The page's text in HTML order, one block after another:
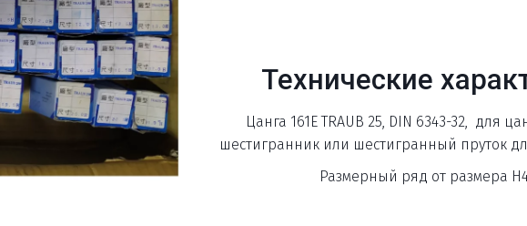
Технические
Цанга 161E TRAUB 25, DIN 6343-32,  для
шестигранник или шестигранный пруток
Размерный ряд от размера